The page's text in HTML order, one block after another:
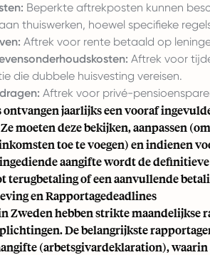
Beperkte aftrekposten kunnen
thuiswerken, hoewel specifieke
Aftrek voor rente betaald op
Aftrek voor
die dubbele huisvesting vereisen.
Aftrek voor privé-
jaarlijks een vooraf
moeten deze bekijken, aanpassen
toe te voegen) en indienen
aangifte wordt de
terugbetaling of een aanvullende
en Rapportagedeadlines
Zweden hebben strikte maandelijkse
De belangrijkste
(arbetsgivardeklaration), waarin